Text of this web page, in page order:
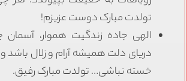
تولدت مبارک دوست عزیزم!
الهی جاده زندگیت هموار،
دریای دلت همیشه آرام و زلال باشد
خسته نباشی… تولدت مبارک رفیق.